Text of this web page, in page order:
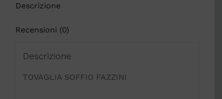
Descrizione
Recensioni (0)
Descrizione
TOVAGLIA SOFFIO FAZZINI